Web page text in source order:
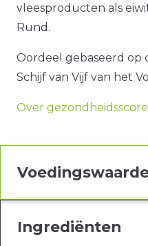
vleesproducten als
Rund.
Oordeel gebaseerd op
Schijf van Vijf van het
Over
Ingrediënten